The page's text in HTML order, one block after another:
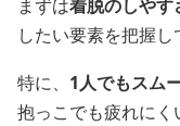
まずは着脱のしやす
したい要素を把握し
特に、 1人でもスム
抱っこでも疲れに